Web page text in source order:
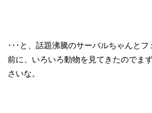
･･･と、話題沸騰のサーバルちゃんと
前に、いろいろ動物を見てきたのでま
さいな。